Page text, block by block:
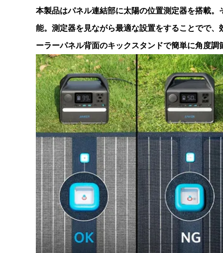
本製品はパネル連結部に太陽の位置測定器を搭載
能。測定器を見ながら最適な設置をすることでで、
ーラーパネル背面のキックスタンドで簡単に角度調